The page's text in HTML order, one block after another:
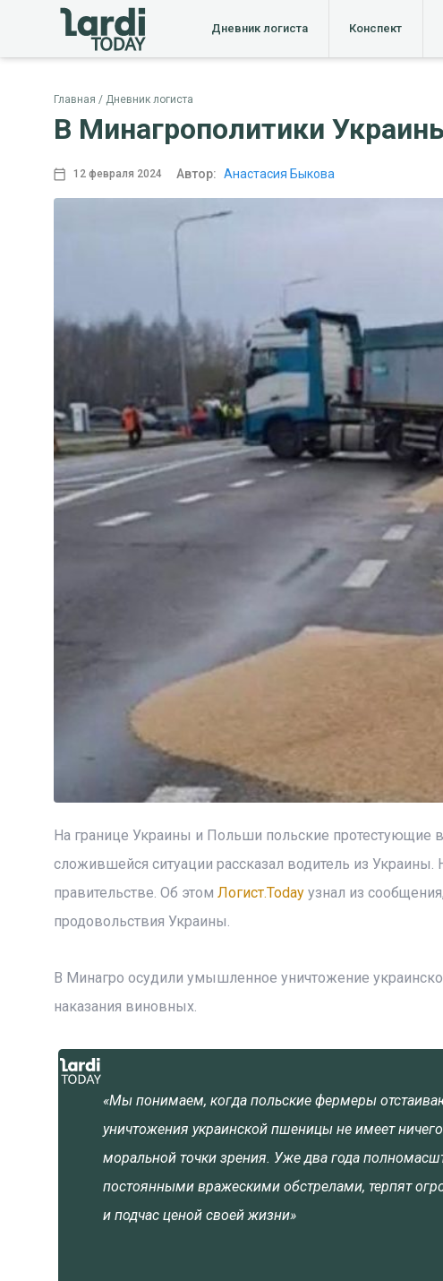
Дневник логиста Конспект
Главная Дневник логиста
В Минагрополитики
12 февраля 2024 Автор: Анастасия Быкова
На границе Украины и Польши польские протестующие
сложившейся ситуации рассказал водитель из
правительстве. Об этом Логист.Todayузнал из
продовольствия Украины.
В Минагро осудили умышленное уничтожение
наказания виновных.
«Мы понимаем, когда польские фермеры
уничтожения украинской пшеницы не имеет
моральной точки зрения. Уже два года
постоянными вражескими обстрелами, терпят
и подчас ценой своей жизни»